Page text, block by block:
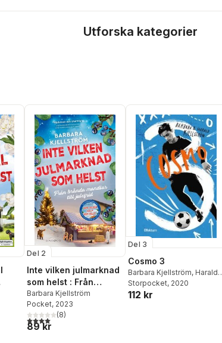
Utforska kategorier
antal röster:
Del 2
Inte vilken julmarknad
som helst : Från
brända mandlar till
julefrid
Barbara Kjellström
Pocket, 2023
4,0utav 5 stjärnor. Totalt antal röster:
(8)
89 kr
Del 3
Cosmo 3
Barbara Kjellström, Harald
Kjellström
Storpocket, 2020
112 kr